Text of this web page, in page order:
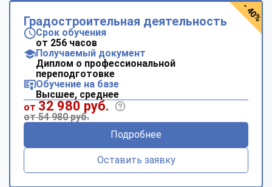
Градостроительная деятельность
Срок обучения
от 256 часов
Получаемый документ
Диплом о профессиональной
переподготовке
Обучение на базе
Высшее, среднее
от 32 980 руб.
от 54 980 руб.
Подробнее
Оставить заявку
- 40%